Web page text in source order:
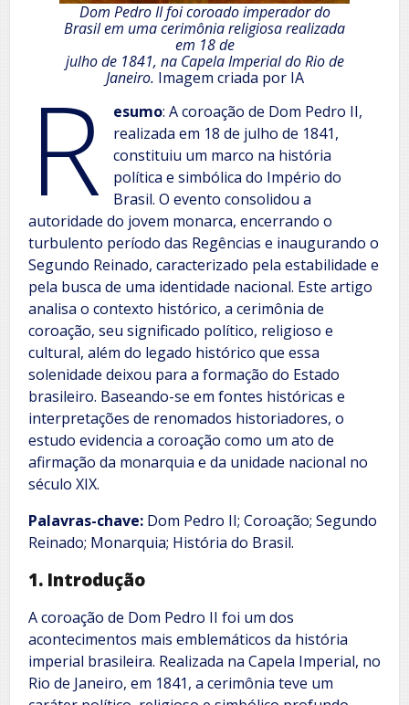
Dom Pedro II foi coroado imperador do
Brasil em uma cerimônia religiosa realizada
em 18 de
julho de 1841, na Capela Imperial do Rio de
Janeiro. Imagem criada por IA
R esumo: A coroação de Dom Pedro II,
realizada em 18 de julho de 1841,
constituiu um marco na história
política e simbólica do Império do
Brasil. O evento consolidou a
autoridade do jovem monarca, encerrando o
turbulento período das Regências e inaugurando o
Segundo Reinado, caracterizado pela estabilidade e
pela busca de uma identidade nacional. Este artigo
analisa o contexto histórico, a cerimônia de
coroação, seu significado político, religioso e
cultural, além do legado histórico que essa
solenidade deixou para a formação do Estado
brasileiro. Baseando-se em fontes históricas e
interpretações de renomados historiadores, o
estudo evidencia a coroação como um ato de
afirmação da monarquia e da unidade nacional no
século XIX.
Palavras-chave: Dom Pedro II; Coroação; Segundo
Reinado; Monarquia; História do Brasil.
1. Introdução
A coroação de Dom Pedro II foi um dos
acontecimentos mais emblemáticos da história
imperial brasileira. Realizada na Capela Imperial, no
Rio de Janeiro, em 1841, a cerimônia teve um